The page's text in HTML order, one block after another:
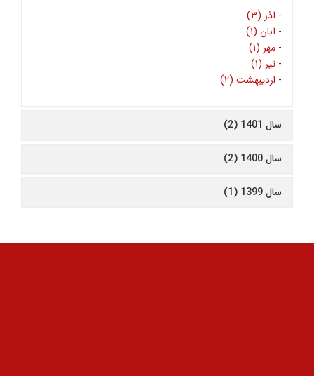
-آذر (۳)
-آبان (۱)
- مهر (۱)
- تیر (۱)
- اردیبهشت (۲)
سال 1401 (2)
سال 1400 (2)
سال 1399 (1)